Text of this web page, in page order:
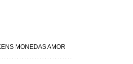
MONEDAS AMOR